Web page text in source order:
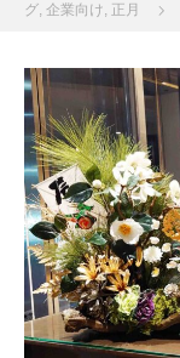
グ, 企業向け, 正月